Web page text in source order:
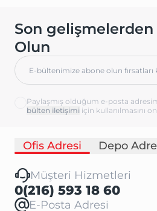
Son
Olun
Paylaşmış olduğum e-posta
için kullanılmasını
Ofis Adresi Depo
Müşteri Hizmetleri
0(216) 593 18 60
E-Posta Adresi